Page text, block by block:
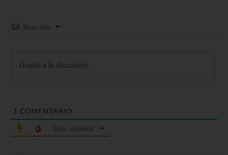
Suscribir
1 COMENTARIO
Más reciente